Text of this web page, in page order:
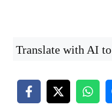
Translate with AI to